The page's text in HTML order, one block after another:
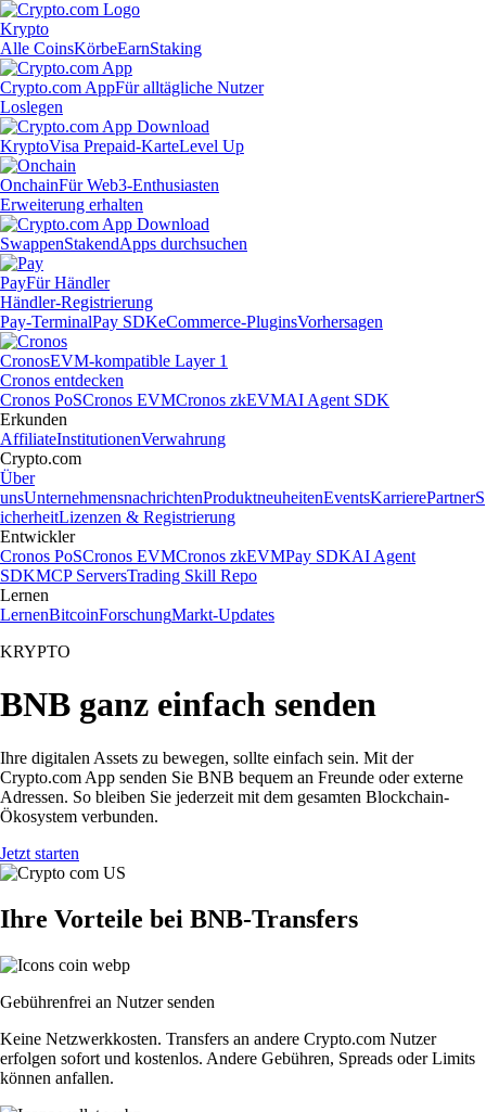
Krypto
Alle CoinsKörbeEarnStaking
Crypto.com AppFür alltägliche Nutzer
Loslegen
KryptoVisa Prepaid-KarteLevel Up
OnchainFür Web3-Enthusiasten
Erweiterung erhalten
SwappenStakendApps durchsuchen
PayFür Händler
Händler-Registrierung
Pay-TerminalPay SDKeCommerce-PluginsVorhersagen
CronosEVM-kompatible Layer 1
Cronos entdecken
Cronos PoSCronos EVMCronos zkEVMAI Agent SDK
Erkunden
AffiliateInstitutionenVerwahrung
Crypto.com
Über
unsUnternehmensnachrichtenProduktneuheitenEventsKarrierePartnerS
icherheitLizenzen & Registrierung
Entwickler
Cronos PoSCronos EVMCronos zkEVMPay SDKAI Agent
SDKMCP ServersTrading Skill Repo
Lernen
LernenBitcoinForschungMarkt-Updates
KRYPTO
BNB ganz einfach senden
Ihre digitalen Assets zu bewegen, sollte einfach sein. Mit der
Crypto.com App senden Sie BNB bequem an Freunde oder externe
Adressen. So bleiben Sie jederzeit mit dem gesamten Blockchain-
Ökosystem verbunden.
Jetzt starten
Ihre Vorteile bei BNB-Transfers
Gebührenfrei an Nutzer senden
Keine Netzwerkkosten. Transfers an andere Crypto.com Nutzer
erfolgen sofort und kostenlos. Andere Gebühren, Spreads oder Limits
können anfallen.